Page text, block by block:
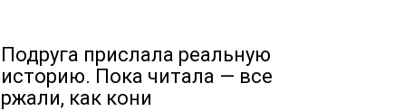
Подруга прислала реальную
историю. Пока читала — все
ржали, как кони